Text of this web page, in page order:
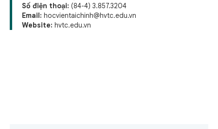
Số điện thoại: (84-4) 3.857.3204
Email: hocvientaichinh@hvtc.edu.vn
Website: hvtc.edu.vn